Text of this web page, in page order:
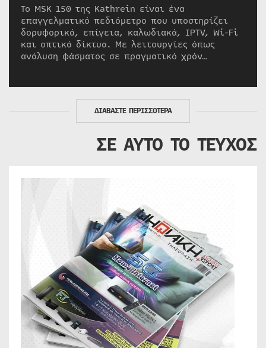
Το MSK 150 της Kathrein είναι ένα
επαγγελματικό πεδιόμετρο που υποστηρίζει
δορυφορικά, επίγεια, καλωδιακά, IPTV, Wi-Fi
και οπτικά δίκτυα. Με λειτουργίες όπως
ανάλυση φάσματος σε πραγματικό χρόν…
ΔΙΑΒΑΣΤΕ ΠΕΡΙΣΣΟΤΕΡΑ
ΣΕ ΑΥΤΟ ΤΟ ΤΕΥΧΟΣ